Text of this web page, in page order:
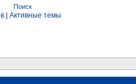
Поиск
Активные темы